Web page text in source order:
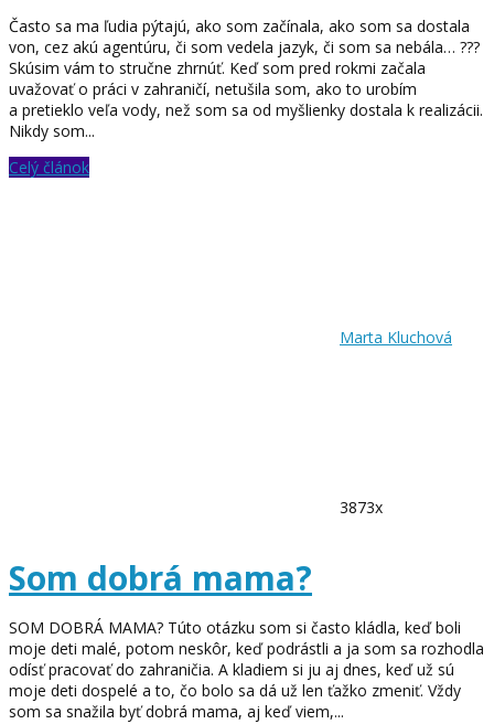
Často sa ma ľudia pýtajú, ako som začínala, ako som sa dostala
von, cez akú agentúru, či som vedela jazyk, či som sa nebála… ???
Skúsim vám to stručne zhrnúť. Keď som pred rokmi začala
uvažovať o práci v zahraničí, netušila som, ako to urobím
a pretieklo veľa vody, než som sa od myšlienky dostala k realizácii.
Nikdy som...
Celý článok
Marta Kluchová
3873x
Som dobrá mama?
SOM DOBRÁ MAMA? Túto otázku som si často kládla, keď boli
moje deti malé, potom neskôr, keď podrástli a ja som sa rozhodla
odísť pracovať do zahraničia. A kladiem si ju aj dnes, keď už sú
moje deti dospelé a to, čo bolo sa dá už len ťažko zmeniť. Vždy
som sa snažila byť dobrá mama, aj keď viem,...